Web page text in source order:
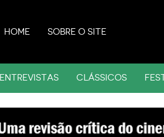
HOME SOBRE O SITE
ENTREVISTAS CLÁSSICOS